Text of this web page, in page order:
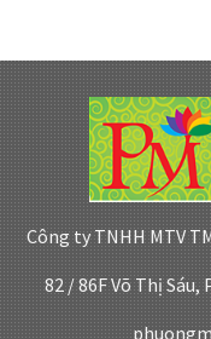
Công ty TNHH MTV
82 / 86F Võ Thị